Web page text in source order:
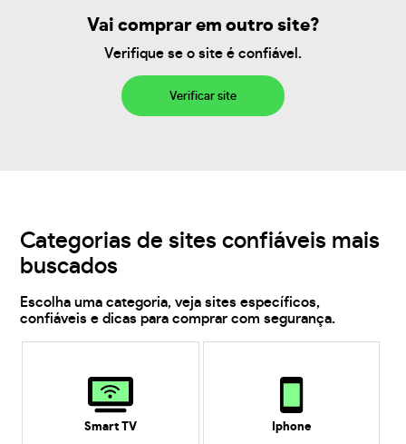
Vai comprar em outro site?
Verifique se o site é confiável.
Verificar site
Categorias de sites confiáveis mais
buscados
Escolha uma categoria, veja sites específicos,
confiáveis e dicas para comprar com segurança.
Smart TV Iphone